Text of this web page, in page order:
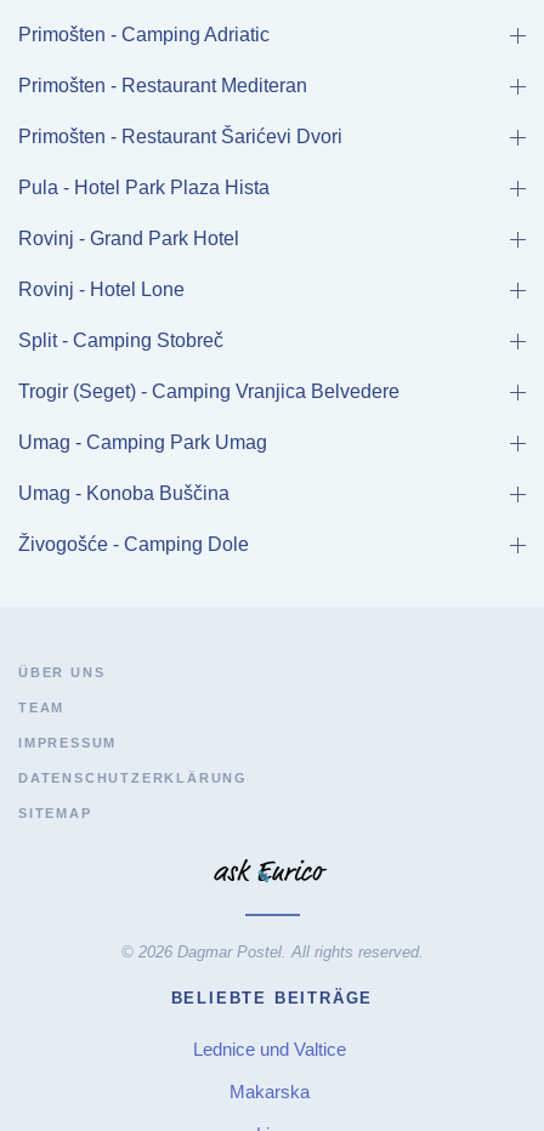
Primošten - Camping Adriatic
Primošten - Restaurant Mediteran
Primošten - Restaurant Šarićevi Dvori
Pula - Hotel Park Plaza Hista
Rovinj - Grand Park Hotel
Rovinj - Hotel Lone
Split - Camping Stobreč
Trogir (Seget) - Camping Vranjica Belvedere
Umag - Camping Park Umag
Umag - Konoba Buščina
Živogošće - Camping Dole
ÜBER UNS
TEAM
IMPRESSUM
DATENSCHUTZERKLÄRUNG
SITEMAP
© 2026 Dagmar Postel. All rights reserved.
BELIEBTE BEITRÄGE
Lednice und Valtice
Makarska